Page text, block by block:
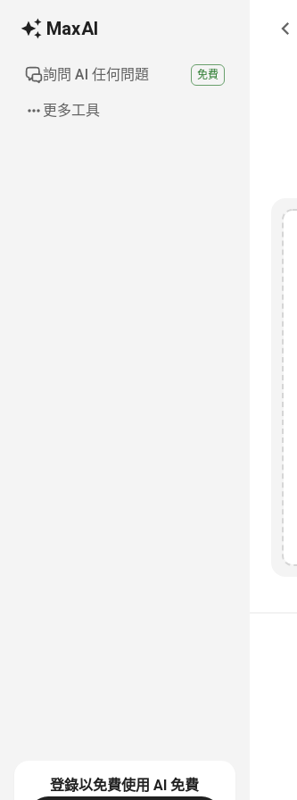
MaxAI
詢問 AI 任何問題 免費
更多工具
登錄以免費使用 AI免費